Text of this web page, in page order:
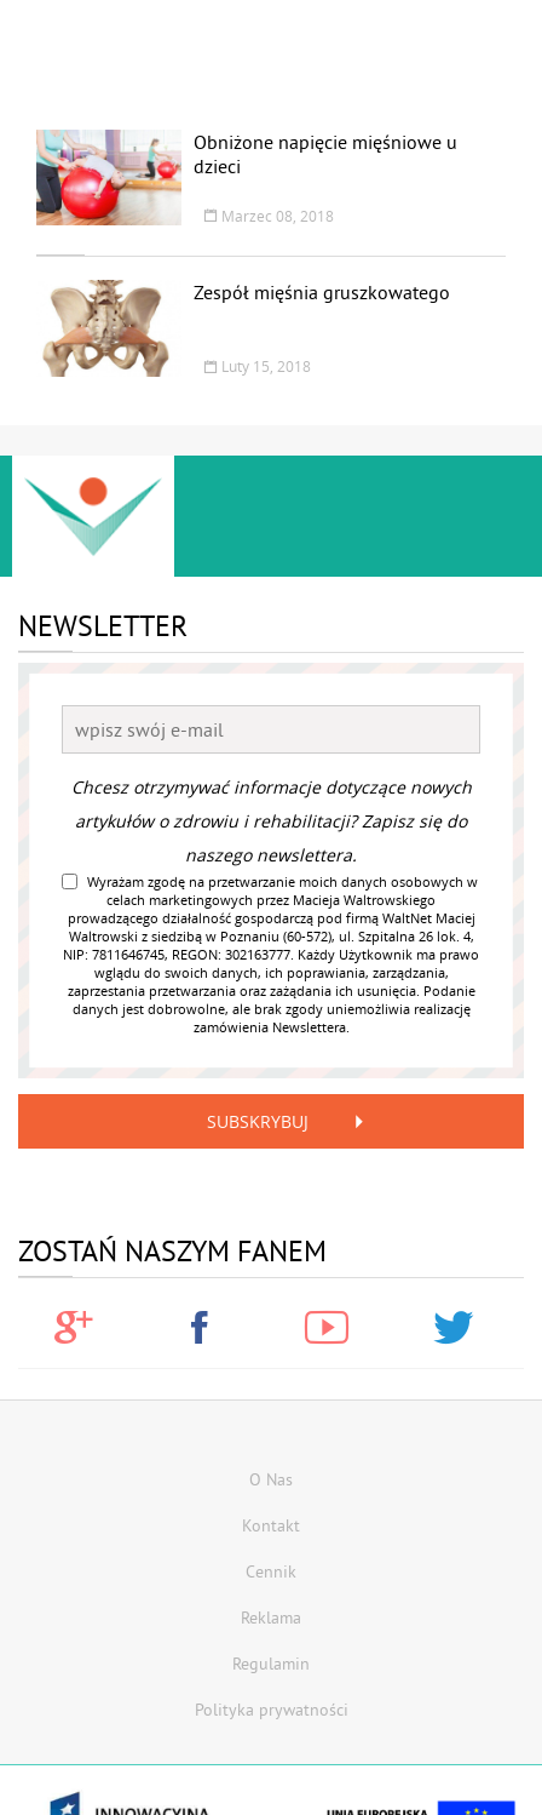
Obniżone napięcie mięśniowe u
dzieci
Marzec 08, 2018
Zespół mięśnia gruszkowatego
Luty 15, 2018
NEWSLETTER
Chcesz otrzymywać informacje dotyczące nowych
artykułów o zdrowiu i rehabilitacji? Zapisz się do
naszego newslettera.
Wyrażam zgodę na przetwarzanie moich danych osobowych w
celach marketingowych przez Macieja Waltrowskiego
prowadzącego działalność gospodarczą pod firmą WaltNet Maciej
Waltrowski z siedzibą w Poznaniu (60-572), ul. Szpitalna 26 lok. 4,
NIP: 7811646745, REGON: 302163777. Każdy Użytkownik ma prawo
wglądu do swoich danych, ich poprawiania, zarządzania,
zaprzestania przetwarzania oraz zażądania ich usunięcia. Podanie
danych jest dobrowolne, ale brak zgody uniemożliwia realizację
zamówienia Newslettera.
SUBSKRYBUJ
ZOSTAŃ NASZYM FANEM
O Nas
Kontakt
Cennik
Reklama
Regulamin
Polityka prywatności